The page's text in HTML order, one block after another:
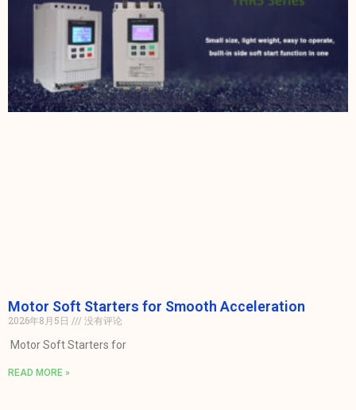
Motor Soft Starters for Smooth Acceleration
2026年8月5日
没有评论
Motor Soft Starters for
READ MORE »